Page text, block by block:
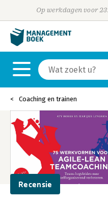
Op werkdagen voor
Coaching en trainen
Recensie